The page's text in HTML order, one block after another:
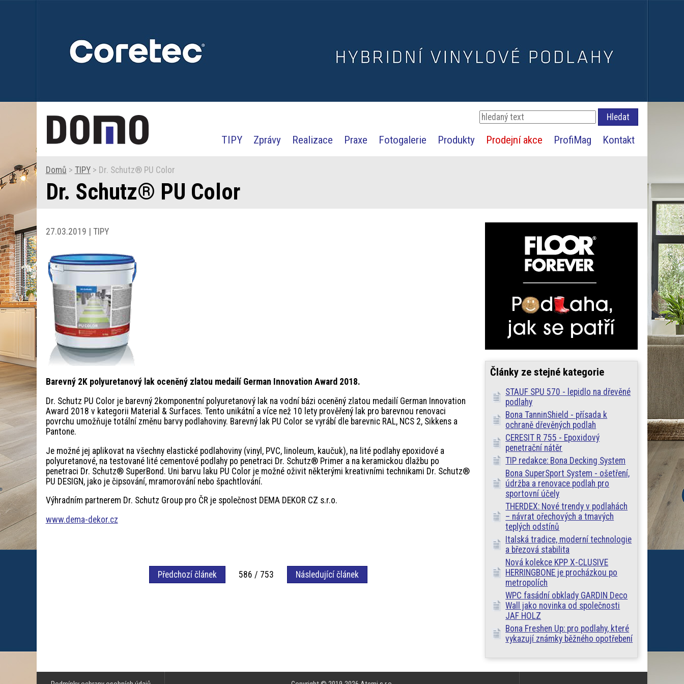
TIPY Zprávy Realizace Praxe Fotogalerie Produkty Prodejní akce ProfiMag Kontakt
Domů > TIPY> Dr. Schutz® PU Color
Dr. Schutz® PU Color
Články ze stejné kategorie
STAUF SPU 570 - lepidlo na dřevěné
podlahy
Bona TanninShield - přísada k
ochraně dřevěných podlah
CERESIT R 755 - Epoxidový
penetrační nátěr
TIP redakce: Bona Decking System
Bona SuperSport System - ošetření,
údržba a renovace podlah pro
sportovní účely
THERDEX: Nové trendy v podlahách
– návrat ořechových a tmavých
teplých odstínů
Italská tradice, moderní technologie
a březová stabilita
Nová kolekce KPP X-CLUSIVE
HERRINGBONE je procházkou po
metropolích
WPC fasádní obklady GARDIN Deco
Wall jako novinka od společnosti
JAF HOLZ
Bona Freshen Up: pro podlahy, které
vykazují známky běžného opotřebení
27.03.2019 | TIPY
Barevný 2K polyuretanový lak oceněný zlatou medailí German Innovation Award 2018.
Dr. Schutz PU Color je barevný 2komponentní polyuretanový lak na vodní bázi oceněný zlatou medailí German Innovation
Award 2018 v kategorii Material & Surfaces. Tento unikátní a více než 10 lety prověřený lak pro barevnou renovaci
povrchu umožňuje totální změnu barvy podlahoviny. Barevný lak PU Color se vyrábí dle barevnic RAL, NCS 2, Sikkens a
Pantone.
Je možné jej aplikovat na všechny elastické podlahoviny (vinyl, PVC, linoleum, kaučuk), na lité podlahy epoxidové a
polyuretanové, na testované lité cementové podlahy po penetraci Dr. Schutz® Primer a na keramickou dlažbu po
penetraci Dr. Schutz® SuperBond. Uni barvu laku PU Color je možné oživit některými kreativními technikami Dr. Schutz®
PU DESIGN, jako je čipsování, mramorování nebo špachtlování.
Výhradním partnerem Dr. Schutz Group pro ČR je společnost DEMA DEKOR CZ s.r.o.
www.dema-dekor.cz
Předchozí článek 586 / 753 Následující článek